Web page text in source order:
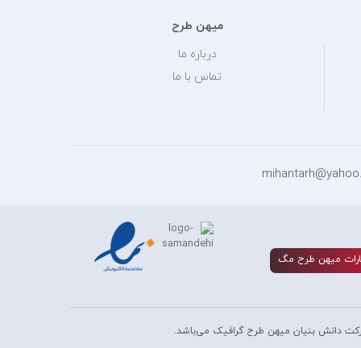
میهن طرح
درباره ما
تماس با ما
ميهن طرح مگ
دانش بنیان میهن طرح گرافیک می‌باشد.